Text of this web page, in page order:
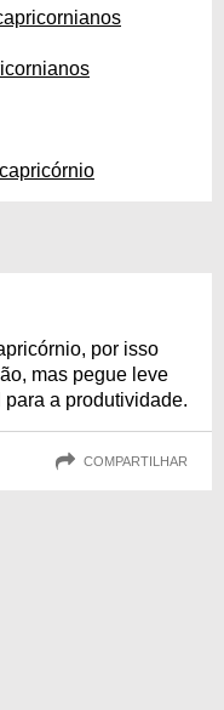
por isso
mas pegue leve
a produtividade.
COMPARTILHAR